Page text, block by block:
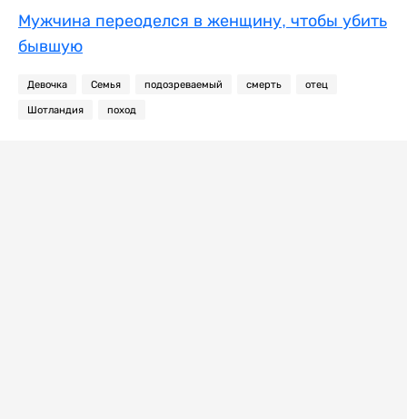
Мужчина переоделся в женщину, чтобы убить
бывшую
Девочка Семья подозреваемый смерть отец
Шотландия поход